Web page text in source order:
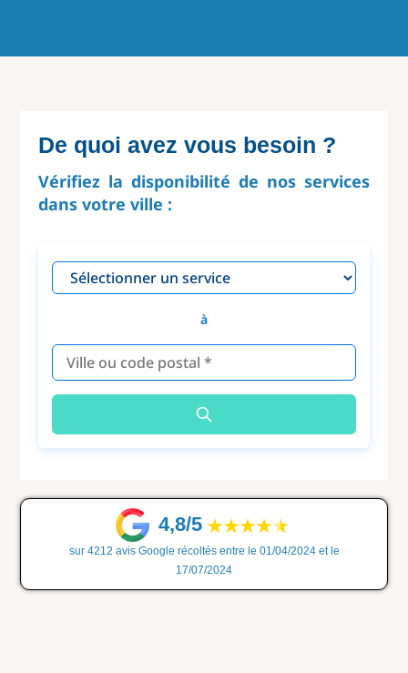
De quoi avez vous besoin ?
Vérifiez la disponibilité de nos services
dans votre ville :
à
4,8/5
sur 4212 avis Google récoltés entre le 01/04/2024 et le
17/07/2024